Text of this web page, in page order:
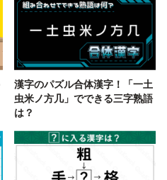
漢字のパズル合体漢字！「一土
虫米ノ方几」でできる三字熟語
は？